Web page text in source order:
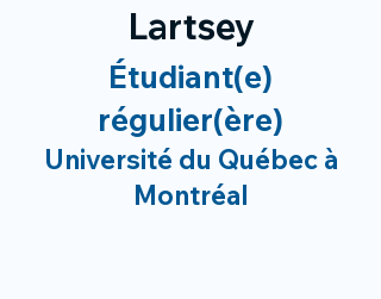
Lartsey
Étudiant(e)
régulier(ère)
Université du Québec à
Montréal